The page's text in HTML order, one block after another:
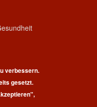
verbessern.
gesetzt.